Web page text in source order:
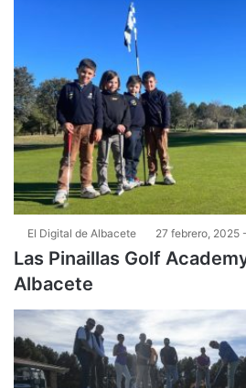
El Digital de Albacete 27 febrero, 2025
Las Pinaillas Golf
Albacete